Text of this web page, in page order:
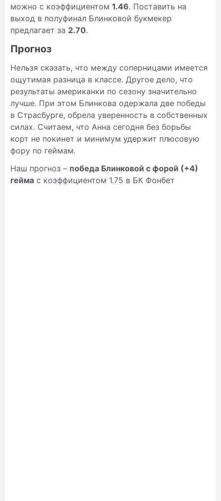
можно с коэффициентом 1.46. Поставить на
выход в полуфинал Блинковой букмекер
предлагает за 2.70.
Прогноз
Нельзя сказать, что между соперницами имеется
ощутимая разница в классе. Другое дело, что
результаты американки по сезону значительно
лучше. При этом Блинкова одержала две победы
в Страсбурге, обрела уверенность в собственных
силах. Считаем, что Анна сегодня без борьбы
корт не покинет и минимум удержит плюсовую
фору по геймам.
Наш прогноз – победа Блинковой с форой (+4)
гейма с коэффициентом 1.75 в БК Фонбет